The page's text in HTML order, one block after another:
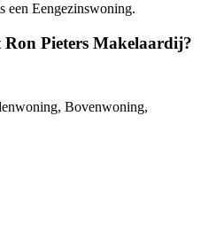
een Eengezinswoning.
Pieters Makelaardij?
Bovenwoning,